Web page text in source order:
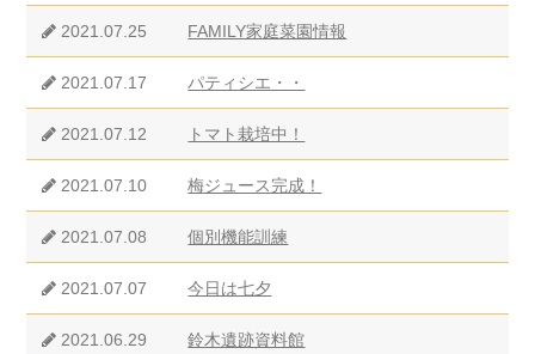
2021.07.25 FAMILY家庭菜園情報
2021.07.17 パティシエ・・
2021.07.12 トマト栽培中！
2021.07.10 梅ジュース完成！
2021.07.08 個別機能訓練
2021.07.07 今日は七夕
2021.06.29 鈴木遺跡資料館